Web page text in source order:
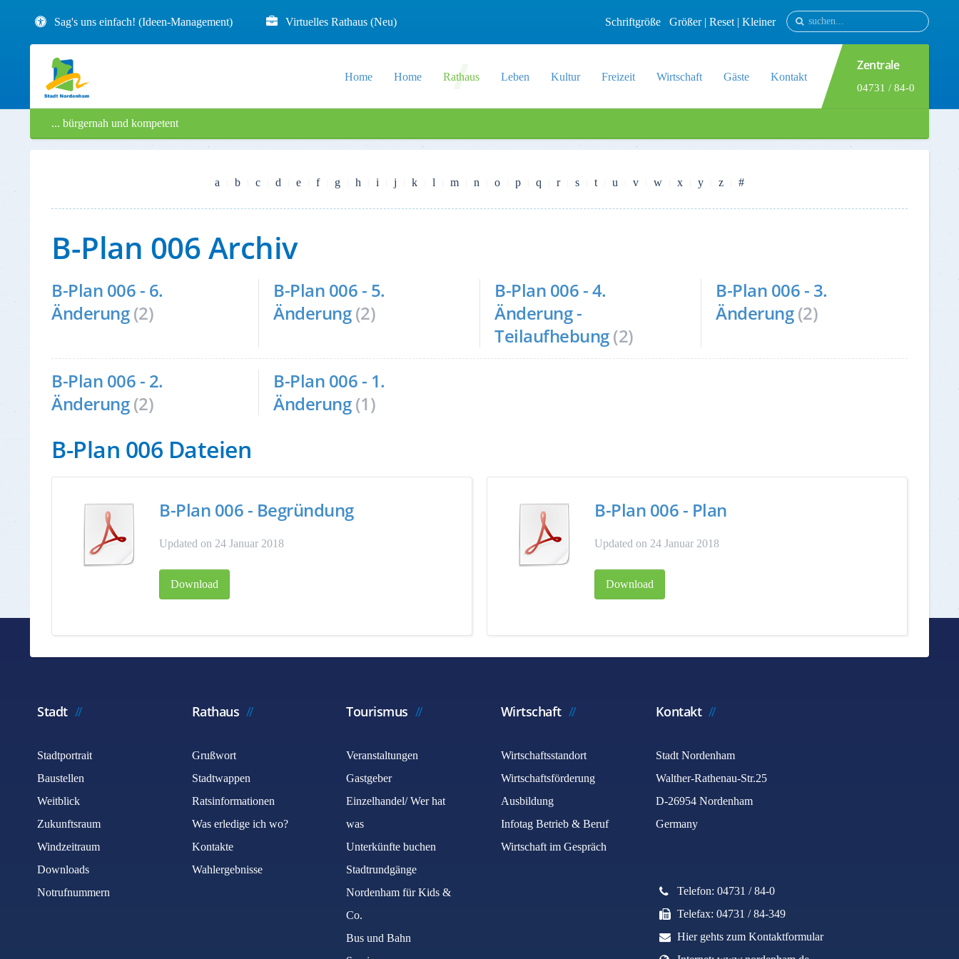
Sag's uns einfach! (Ideen-Management) Virtuelles Rathaus (Neu) Schriftgröße Größer| Reset | Kleiner
Home Home Rathaus Leben Kultur Freizeit Wirtschaft Gäste Kontakt
Zentrale
04731 / 84-0
... bürgernah und kompetent
a b c d e f g h i j k l m n o p q r s t u v w x y z #
B-Plan 006 Archiv
B-Plan 006 - 6.
Änderung(2)
B-Plan 006 - 5.
Änderung (2)
B-Plan 006 - 4.
Änderung -
Teilaufhebung(2)
B-Plan 006 - 3.
Änderung (2)
B-Plan 006 - 2.
Änderung (2)
B-Plan 006 - 1.
Änderung (1)
B-Plan 006 Dateien
B-Plan 006 - Begründung
Updated on 24 Januar 2018
Download
B-Plan 006 - Plan
Updated on 24 Januar 2018
Download
Stadt
Stadtportrait
Baustellen
Weitblick
Zukunftsraum
Windzeitraum
Downloads
Notrufnummern
Rathaus
Grußwort
Stadtwappen
Ratsinformationen
Was erledige ich wo?
Kontakte
Wahlergebnisse
Tourismus
Veranstaltungen
Gastgeber
Einzelhandel/ Wer hat
was
Unterkünfte buchen
Stadtrundgänge
Nordenham für Kids &
Co.
Bus und Bahn
Wirtschaft
Wirtschaftsstandort
Wirtschaftsförderung
Ausbildung
Infotag Betrieb & Beruf
Wirtschaft im Gespräch
Kontakt
Stadt Nordenham
Walther-Rathenau-Str.25
D-26954 Nordenham
Germany
Telefon: 04731 / 84-0
Telefax: 04731 / 84-349
Hier gehts zum Kontaktformular